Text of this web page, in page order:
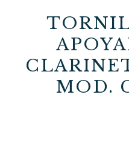
MOD.